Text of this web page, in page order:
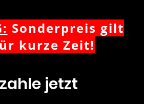
Sonderpreis gilt
kurze Zeit!
jetzt